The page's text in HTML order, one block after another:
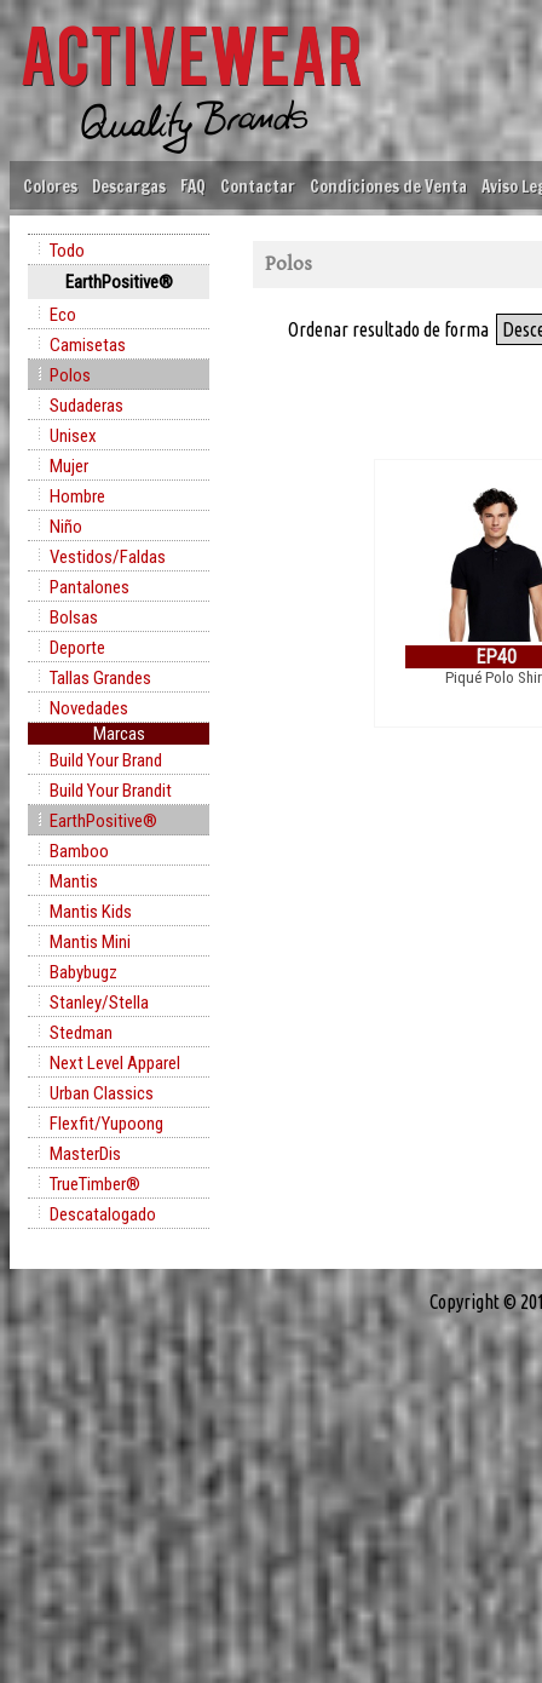
Colores Descargas FAQ Contactar Condiciones de Venta Aviso
Todo
EarthPositive®
Eco
Camisetas
Polos
Sudaderas
Unisex
Mujer
Hombre
Niño
Vestidos/Faldas
Pantalones
Bolsas
Deporte
Tallas Grandes
Novedades
Marcas
Build Your Brand
Build Your Brandit
EarthPositive®
Bamboo
Mantis
Mantis Kids
Mantis Mini
Babybugz
Stanley/Stella
Stedman
Next Level Apparel
Urban Classics
Flexfit/Yupoong
MasterDis
TrueTimber®
Descatalogado
Polos
Ordenar resultado de forma
EP40
Piqué Polo
Copyright ©